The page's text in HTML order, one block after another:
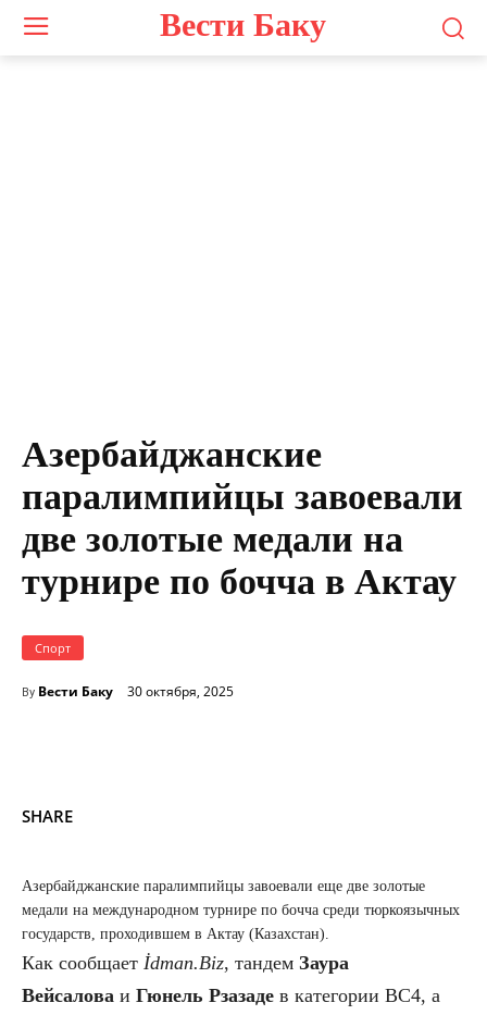
Вести Баку
Азербайджанские
паралимпийцы завоевали
две золотые медали на
турнире по бочча в Актау
Спорт
By Вести Баку 30 октября, 2025
SHARE
Азербайджанские паралимпийцы завоевали еще две золотые
медали на международном турнире по бочча среди тюркоязычных
государств, проходившем в Актау (Казахстан).
Как сообщает İdman.Biz, тандем Заура
Вейсалова и Гюнель Рзазаде в категории BC4, а